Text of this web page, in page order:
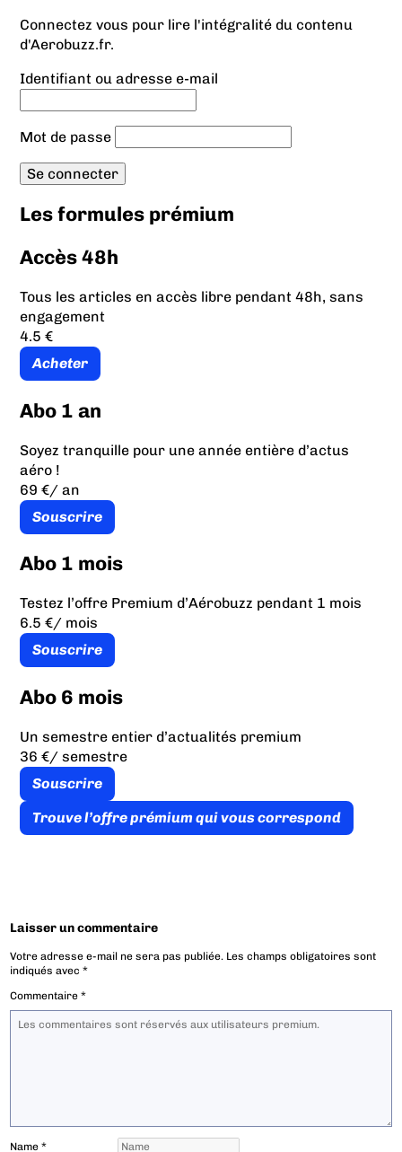
Connectez vous pour lire l'intégralité du contenu
d'Aerobuzz.fr.
Identifiant ou adresse e-mail
Mot de passe
Les formules prémium
Accès 48h
Tous les articles en accès libre pendant 48h, sans
engagement
4.5 €
Acheter
Abo 1 an
Soyez tranquille pour une année entière d’actus
aéro !
69 €/ an
Souscrire
Abo 1 mois
Testez l’offre Premium d’Aérobuzz pendant 1 mois
6.5 €/ mois
Souscrire
Abo 6 mois
Un semestre entier d’actualités premium
36 €/ semestre
Souscrire
Trouve l’offre prémium qui vous correspond
Laisser un commentaire
Votre adresse e-mail ne sera pas publiée. Les champs obligatoires sont
indiqués avec*
Commentaire*
Name*